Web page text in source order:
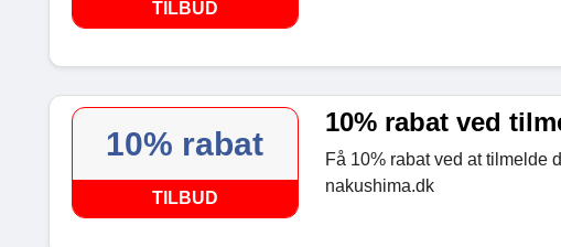
TILBUD
10% rabat
TILBUD
10% rabat ved
Få 10% rabat ved at tilmelde
nakushima.dk